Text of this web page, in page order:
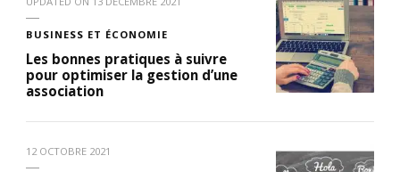
BUSINESS ET ÉCONOMIE
Les bonnes pratiques à suivre
pour optimiser la gestion d’une
association
12 OCTOBRE 2021